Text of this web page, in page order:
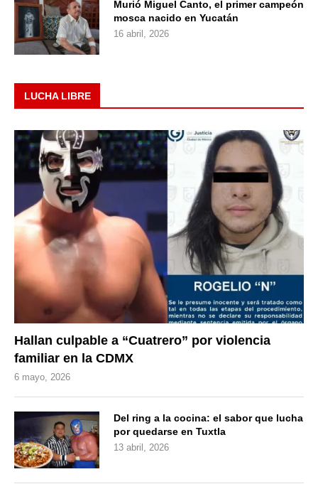
Murió Miguel Canto, el primer campeón
mosca nacido en Yucatán
16 abril, 2026
LUCHA LIBRE
Hallan culpable a “Cuatrero” por violencia
familiar en la CDMX
6 mayo, 2026
Del ring a la cocina: el sabor que lucha
por quedarse en Tuxtla
13 abril, 2026